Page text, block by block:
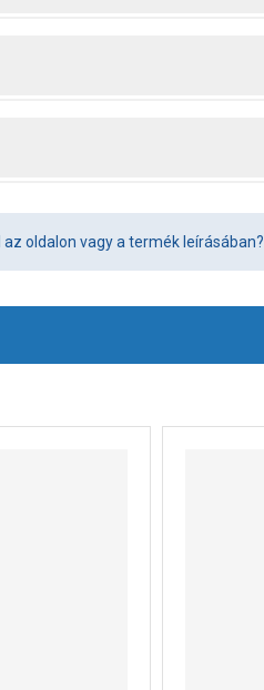
az oldalon vagy a termék leírásában?